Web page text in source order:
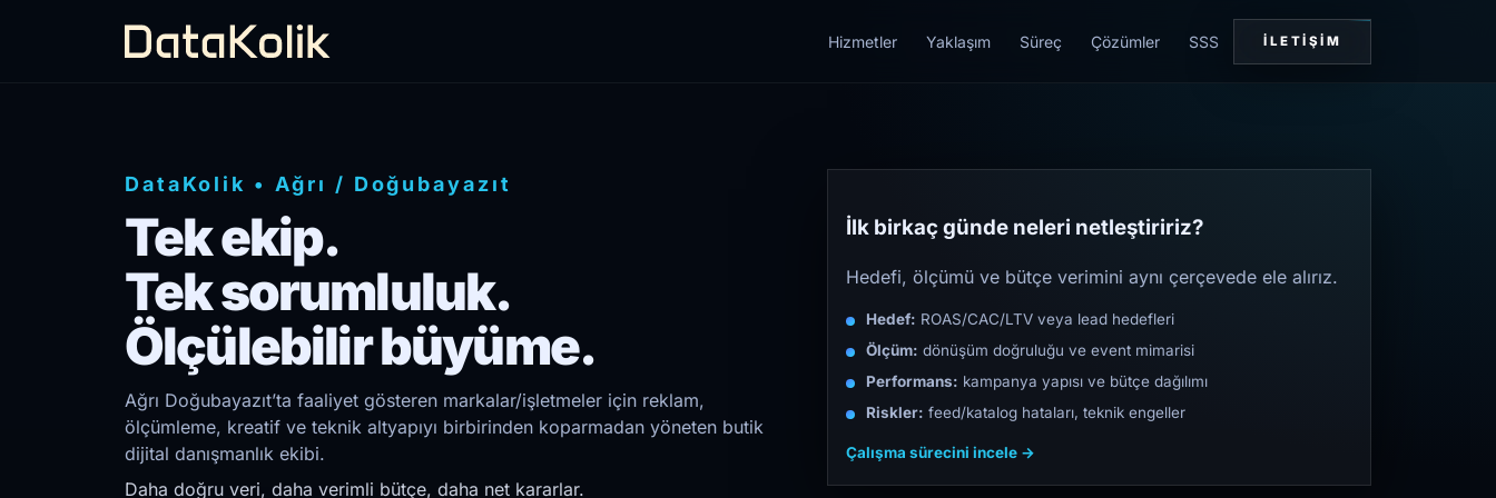
Hizmetler Yaklaşım Süreç Çözümler SSS İLETIŞIM
DataKolik • Ağrı / Doğubayazıt
Tek ekip.
Tek sorumluluk.
Ölçülebilir büyüme.
Ağrı Doğubayazıt’ta faaliyet gösteren markalar/işletmeler için reklam,
ölçümleme, kreatif ve teknik altyapıyı birbirinden koparmadan yöneten butik
dijital danışmanlık ekibi.
Daha doğru veri, daha verimli bütçe, daha net kararlar.
İlk birkaç günde neleri netleştiririz?
Hedefi, ölçümü ve bütçe verimini aynı çerçevede ele alırız.
Hedef: ROAS/CAC/LTV veya lead hedefleri
Ölçüm: dönüşüm doğruluğu ve event mimarisi
Performans: kampanya yapısı ve bütçe dağılımı
Riskler: feed/katalog hataları, teknik engeller
Çalışma sürecini incele →